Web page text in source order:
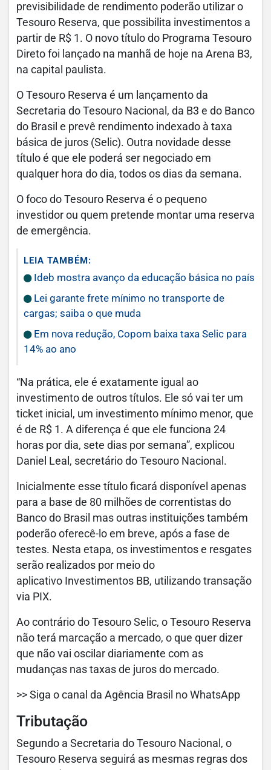
previsibilidade de rendimento poderão utilizar o
Tesouro Reserva, que possibilita investimentos a
partir de R$ 1. O novo título do Programa Tesouro
Direto foi lançado na manhã de hoje na Arena B3,
na capital paulista.
O Tesouro Reserva é um lançamento da
Secretaria do Tesouro Nacional, da B3 e do Banco
do Brasil e prevê rendimento indexado à taxa
básica de juros (Selic). Outra novidade desse
título é que ele poderá ser negociado em
qualquer hora do dia, todos os dias da semana.
O foco do Tesouro Reserva é o pequeno
investidor ou quem pretende montar uma reserva
de emergência.
LEIA TAMBÉM:
Ideb mostra avanço da educação básica no país
Lei garante frete mínimo no transporte de
cargas; saiba o que muda
Em nova redução, Copom baixa taxa Selic para
14% ao ano
“Na prática, ele é exatamente igual ao
investimento de outros títulos. Ele só vai ter um
ticket inicial, um investimento mínimo menor, que
é de R$ 1. A diferença é que ele funciona 24
horas por dia, sete dias por semana”, explicou
Daniel Leal, secretário do Tesouro Nacional.
Inicialmente esse título ficará disponível apenas
para a base de 80 milhões de correntistas do
Banco do Brasil mas outras instituições também
poderão oferecê-lo em breve, após a fase de
testes. Nesta etapa, os investimentos e resgates
serão realizados por meio do
aplicativo Investimentos BB, utilizando transação
via PIX.
Ao contrário do Tesouro Selic, o Tesouro Reserva
não terá marcação a mercado, o que quer dizer
que não vai oscilar diariamente com as
mudanças nas taxas de juros do mercado.
>> Siga o canal da Agência Brasil no WhatsApp
Tributação
Segundo a Secretaria do Tesouro Nacional, o
Tesouro Reserva seguirá as mesmas regras dos